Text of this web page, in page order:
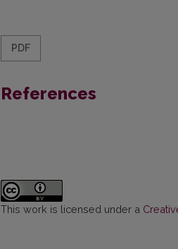
PDF
References
This work is licensed under a